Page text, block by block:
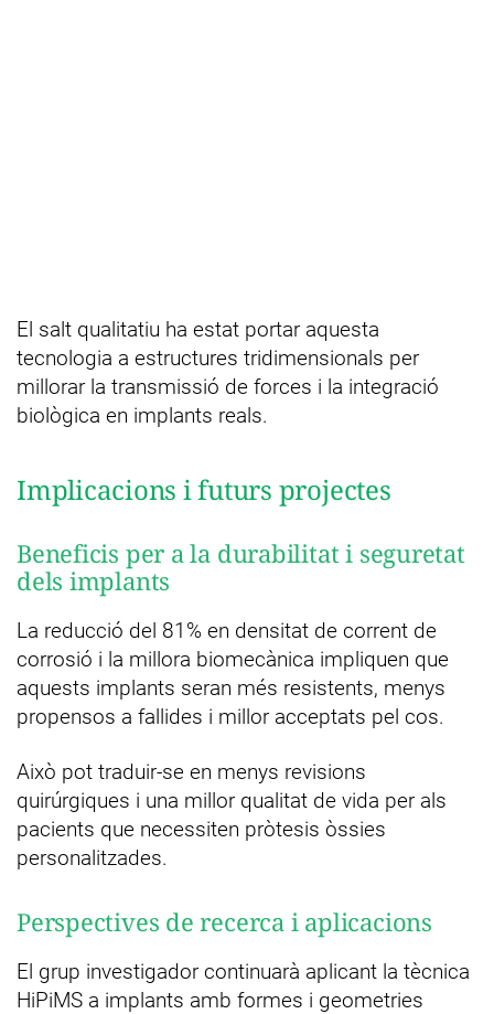
El salt qualitatiu ha estat portar aquesta
tecnologia a estructures tridimensionals per
millorar la transmissió de forces i la integració
biològica en implants reals.
Implicacions i futurs projectes
Beneficis per a la durabilitat i seguretat
dels implants
La reducció del 81% en densitat de corrent de
corrosió i la millora biomecànica impliquen que
aquests implants seran més resistents, menys
propensos a fallides i millor acceptats pel cos.
Això pot traduir-se en menys revisions
quirúrgiques i una millor qualitat de vida per als
pacients que necessiten pròtesis òssies
personalitzades.
Perspectives de recerca i aplicacions
El grup investigador continuarà aplicant la tècnica
HiPiMS a implants amb formes i geometries